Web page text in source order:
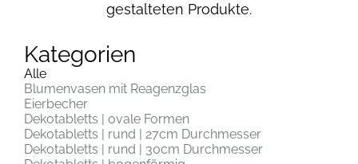
gestalteten Produkte.
Kategorien
Blumenvasen mit Reagenzglas
Eierbecher
Dekotabletts | ovale Formen
Dekotabletts | rund | 27cm Durchmesser
Dekotabletts | rund | 30cm Durchmesser
Alle